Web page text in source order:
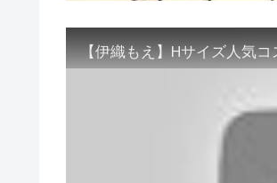
【伊織もえ】Hサイズ人気